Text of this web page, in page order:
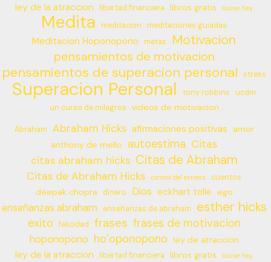
ley de la atraccion libertad financiera libros gratis louise hay
Medita meditacion meditaciones guiadas
Meditacion Hoponopono metas Motivacion
pensamientos de motivacion
pensamientos de superacion personal stress
Superacion Personal tony robbins
ucdm
un curso de milagros
videos de motivacion
Abraham Abraham Hicks afirmaciones positivas
amor
anthony de mello
autoestima Citas
citas abraham hicks Citas de Abraham
Citas de Abraham Hicks control del estress cuentos
deepak chopra dinero Dios eckhart tolle ego
enseñanzas abraham enseñanzas de abraham esther hicks
exito felicidad frases frases de motivacion
hoponopono ho’oponopono ley de atraccion
ley de la atraccion libertad financiera libros gratis louise hay